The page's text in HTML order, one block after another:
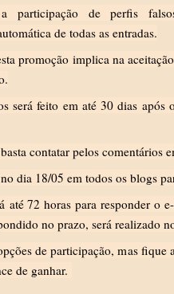
de perfis
de todas as entradas.
promoção implica na
será feito em até 30 dias após
contatar pelos comentários
dia 18/05 em todos os blogs
até 72 horas para responder o
no prazo, será realizado
de participação, mas fique
de ganhar.